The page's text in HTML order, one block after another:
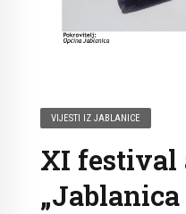
VIJESTI IZ JABLANICE
XI festival
„Jablanica